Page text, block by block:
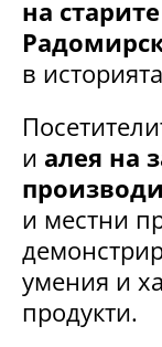
на
в
и алея на
и местни
умения и
продукти.